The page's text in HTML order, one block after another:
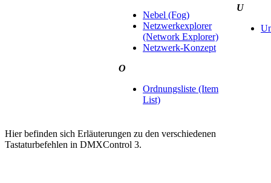
Nebel (Fog)
Netzwerkexplorer
(Network Explorer)
Netzwerk-Konzept
O
Ordnungsliste (Item
List)
U
Hier befinden sich Erläuterungen zu den verschiedenen
Tastaturbefehlen in DMXControl 3.